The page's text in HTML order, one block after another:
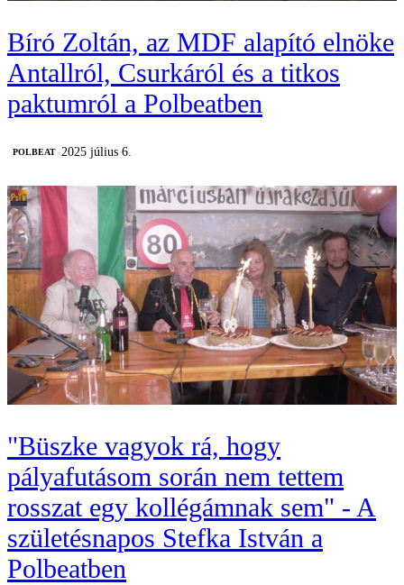
Bíró Zoltán, az MDF alapító elnöke
Antallról, Csurkáról és a titkos
paktumról a Polbeatben
‎POLBEAT 2025 július 6.
"Büszke vagyok rá, hogy
pályafutásom során nem tettem
rosszat egy kollégámnak sem" - A
születésnapos Stefka István a
Polbeatben